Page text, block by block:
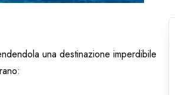
una destinazione imperdibile